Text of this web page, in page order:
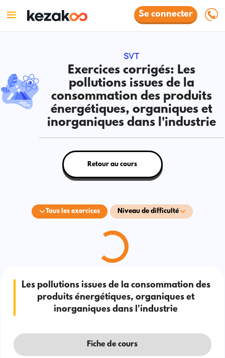
Se connecter
SVT
Exercices corrigés: Les
pollutions issues de la
consommation des produits
énergétiques, organiques et
inorganiques dans l'industrie
Tous les exercices Niveau de difficulté
Retour au cours
Les pollutions issues de la consommation des
produits énergétiques, organiques et
inorganiques dans l'industrie
Fiche de cours